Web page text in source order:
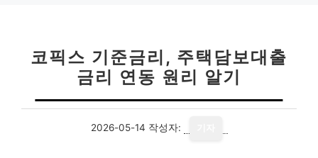
코픽스 기준금리, 주택담보대출
금리 연동 원리 알기
2026-05-14 작성자: